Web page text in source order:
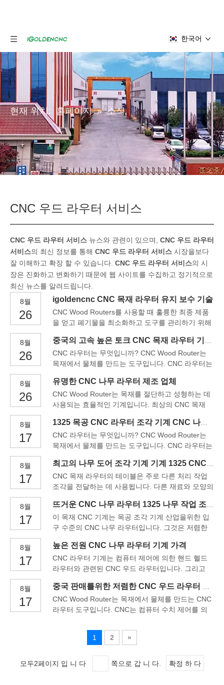
한국어
현재 위치: 홈페이지 » 소식
CNC 우드 라우터 서비스
CNC 우드 라우터 서비스 뉴스와 관련이 있으며, CNC 우드 라우터
서비스의 최신 정보를 통해 CNC 우드 라우터 서비스 시장을보다
잘 이해하고 확장 할 수 있습니다. CNC 우드 라우터 서비스의 시
장은 진화하고 변화하기 때문에 웹 사이트를 수집하고 정기적으로
최신 뉴스를 알려드립니다.
8월
26
igoldencnc CNC 목재 라우터 유지 보수 기술
CNC Wood Routers를 사용할 때 훌륭한 최종 제품
을 얻고 폐기물을 최소화하고 도구를 관리하기 위해
에 사용할 비트 및 밀스가 어떤 비트와 밀스를 사용
할 수 없는지 알지 못합니다. igoldencnc에서 우리에
게 말하면 우리는 당신이 선택할 수 있도록 전문 지
8월
26
CNC 라우터는 무엇입니까? CNC Wood Router는
목재에서 물체를 만드는 도구입니다. CNC 라우터는
그램의 컴퓨터에서 디자인이 생성 된 다음 CNC
Wood Router로 전송되어 디자인의 하드 카피를 W
의 블록으로 만듭니다.
8월
26
유명한 CNC 나무 라우터 제조 업체
CNC Wood Router는 목재를 절단하고 성형하는 데
사용되는 효율적인 기계입니다. 최상의 CNC 목재
하는 것입니다. 이는 결국 전반적인 생산성을 높이고
생산 시간을 10 배로 감소시킵니다. 숫자 제어는
CNC 목재 라우터를 돕습니다
8월
17
1325 목공 CNC 라우터 조각 기계 CNC 나무 라우터
CNC 라우터는 무엇입니까? CNC Wood Router는
목재에서 물체를 만드는 도구입니다. CNC 라우터는
그램의 컴퓨터에 설계가 생성 된 다음 CNC Wood
Router로 전송되어 디자인의 하드 카피를 목재 블록
으로 만듭니다.
8월
17
CNC 목재 라우터의 테이블은 주로 다른 처리 작업
조각을 전달하는 데 사용됩니다. 다른 재료와 모양의
다. 시장의 일반적인 처리 테이블에는 알루미늄 T-
Slot 작업대 및 T-Slot & Vacuum Table이 포함됩니
다. 알.
8월
17
이 목재 CNC 기계는 목공 조각 기계 산업을위한 입
구 수준의 CNC 나무 라우터입니다. 그것은 저렴한
습니다. 이 CNC 목재 라우터는 3 개의 다른 축 (예 :
x, y, z 축)의 움직임을 수행하는 기능이 있습니다.
8월
17
높은 전원 CNC 나무 라우터 기계 가격
CNC 라우터 기계는 컴퓨터 제어에 의한 핸드 헬드
라우터와 관련된 CNC 우드 라우터입니다. 그리고
라스틱, 유리 및 거품, 크리스탈 등과 같은 다양한 재
료를 조각하는 데 항상 사용됩니다. 완전한 유형의
장점에 의존합니다.
8월
17
CNC Wood Router는 목재에서 물체를 만드는 CNC
라우터 도구입니다. CNC는 컴퓨터 수치 제어를 의
(X, Y, Z)에서 작동합니다. 프로젝트의 일부는 CAD /
CAM 프로그램이있는 컴퓨터에서 설계된 다음 자동
1 2 »
모두2페이지 입 니 다 쪽으로 갑 니 다. 확정 하 다